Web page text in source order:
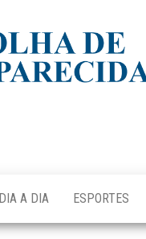
DIA A DIA ESPORTES